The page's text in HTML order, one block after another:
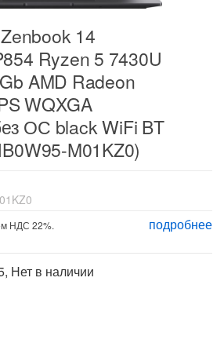
14
Ryzen 5 7430U
AMD Radeon
WQXGA
ОС black WiFi BT
M01KZ0)
подробнее
НДС 22%.
, Нет в наличии